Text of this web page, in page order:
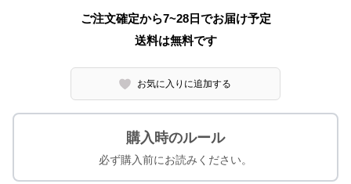
ご注文確定から7~28日でお届け予定
送料は無料です
お気に入りに追加する
購入時のルール
必ず購入前にお読みください。